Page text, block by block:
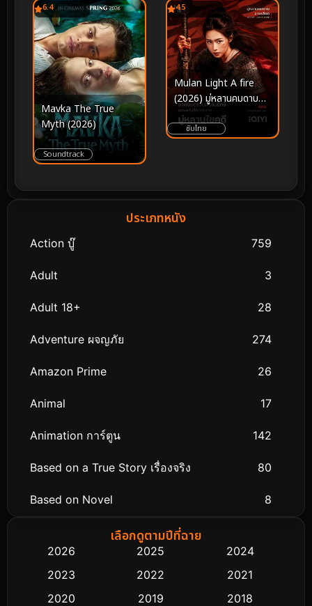
6.4
Mavka The True
Myth (2026)
Soundtrack
4.5
Mulan Light A fire
(2026) มู่หลานคมดาบ
อาบเลือด
ซับไทย
ประเภทหนัง
Action บู๊ 759
Adult 3
Adult 18+ 28
Adventure ผจญภัย 274
Amazon Prime 26
Animal 17
Animation การ์ตูน 142
Based on a True Story เรื่องจริง 80
Based on Novel 8
Biography ชีวิตจริง
Classic หนังคลาสสิก
เลือกดูตามปีที่ฉาย
2026 2025
2024
2023
2022
2021
2020
2019
2018